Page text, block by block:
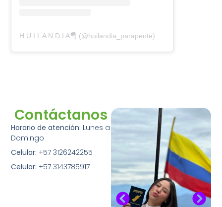
H U I L A N D I A🪂 (@huilandia_parapente) 分享的帖子
Contáctanos
Horario de atención: Lunes a
Domingo
Celular: +57 3126242255
Celular: +57 3143785917